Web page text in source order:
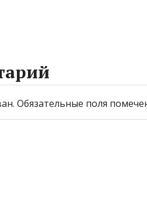
Обязательные поля